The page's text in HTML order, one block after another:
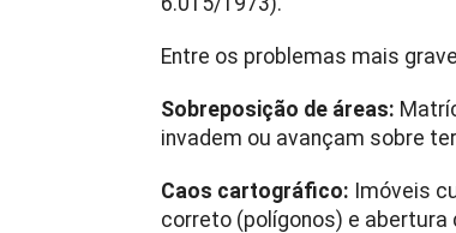
Entre os problemas mais
Sobreposição de áreas:
invadem ou avançam sobre
Caos cartográfico: Imóveis
correto (polígonos) e